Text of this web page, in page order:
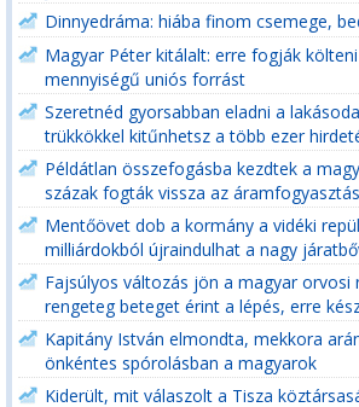
Dinnyedráma: hiába finom csemege,
Magyar Péter kitálalt: erre fogják
mennyiségű uniós forrást
Szeretnéd gyorsabban eladni a
trükkökkel kitűnhetsz a több ezer
Példátlan összefogásba kezdtek a
százak fogták vissza az
Mentőövet dob a kormány a vidéki
milliárdokból újraindulhat a nagy
Fajsúlyos változás jön a magyar orvosi
rengeteg beteget érint a lépés, erre
Kapitány István elmondta, mekkora
önkéntes spórolásban a magyarok
Kiderült, mit válaszolt a Tisza